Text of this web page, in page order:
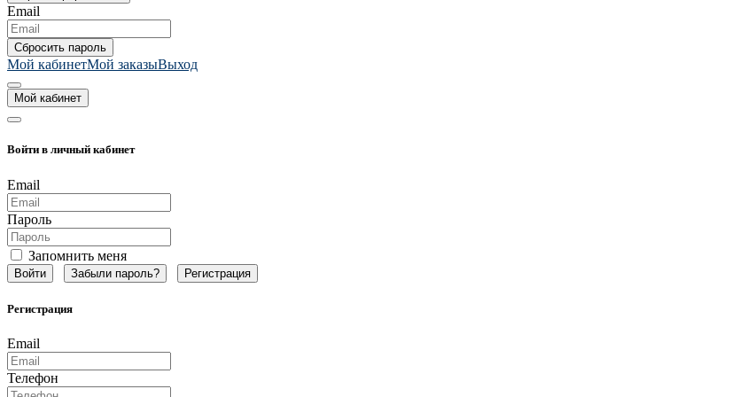
Email
Мой кабинетМой заказыВыход
Мой кабинет
Войти в личный кабинет
Email
Пароль
Запомнить меня
Забыли пароль? Регистрация
Регистрация
Email
Телефон